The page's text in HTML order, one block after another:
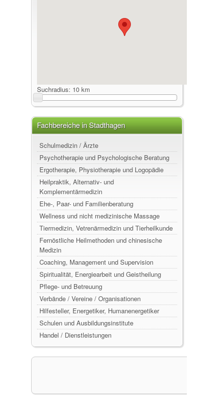
Suchradius: 10 km
Fachbereiche in Stadthagen
Schulmedizin / Ärzte
Psychotherapie und Psychologische Beratung
Ergotherapie, Physiotherapie und Logopädie
Heilpraktik, Alternativ- und
Komplementärmedizin
Ehe-, Paar- und Familienberatung
Wellness und nicht medizinische Massage
Tiermedizin, Vetrenärmedizin und Tierheilkunde
Fernöstliche Heilmethoden und chinesische
Medizin
Coaching, Management und Supervision
Spiritualität, Energiearbeit und Geistheilung
Pflege- und Betreuung
Verbände / Vereine / Organisationen
Hilfesteller, Energetiker, Humanenergetiker
Schulen und Ausbildungsinstitute
Handel / Dienstleistungen